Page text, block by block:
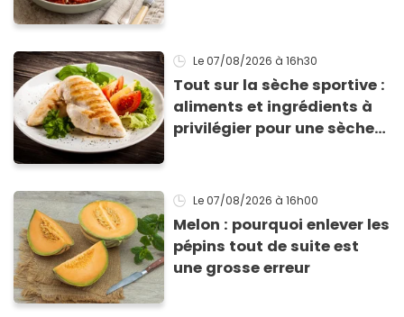
Le 07/08/2026 à 16h30
Tout sur la sèche sportive :
aliments et ingrédients à
privilégier pour une sèche
Le 07/08/2026 à 16h00
Melon : pourquoi enlever les
pépins tout de suite est
une grosse erreur